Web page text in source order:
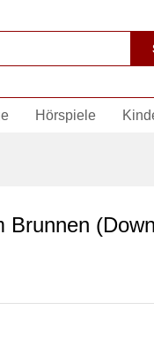
Hörspiele
Brunnen